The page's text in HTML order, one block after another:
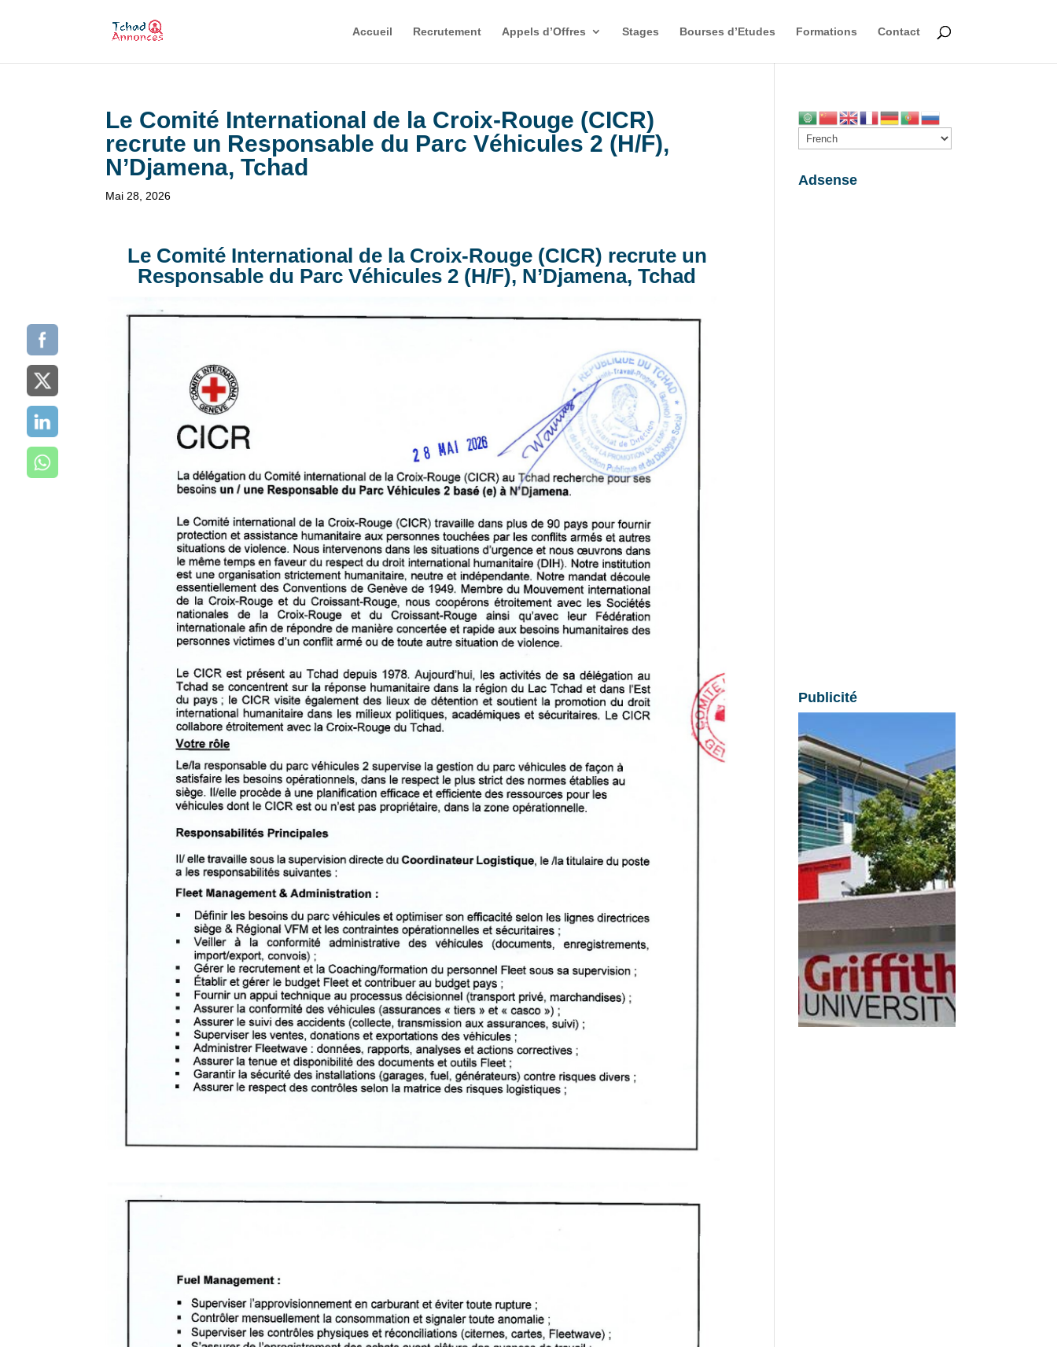
Accueil Recrutement Appels d’Offres Stages Bourses d’Etudes Formations Contact
Le Comité International de la Croix-Rouge (CICR)
recrute un Responsable du Parc Véhicules 2 (H/F),
N’Djamena, Tchad
Mai 28, 2026
Le Comité International de la Croix-Rouge (CICR) recrute un
Responsable du Parc Véhicules 2 (H/F), N’Djamena, Tchad
Adsense
Publicité